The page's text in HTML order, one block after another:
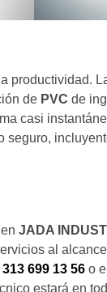
productividad.
de PVC de
casi
en JADA
al
699 13 56 o
estará en